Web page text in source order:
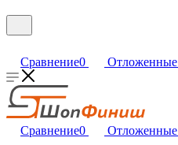
Сравнение0 Отложенные
Сравнение0 Отложенные